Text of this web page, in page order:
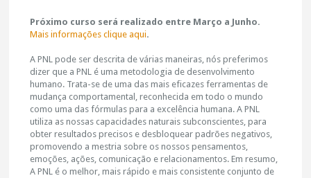
Próximo curso será realizado entre Março a Junho.
Mais informações clique aqui.
A PNL pode ser descrita de várias maneiras, nós preferimos
dizer que a PNL é uma metodologia de desenvolvimento
humano. Trata-se de uma das mais eficazes ferramentas de
mudança comportamental, reconhecida em todo o mundo
como uma das fórmulas para a excelência humana. A PNL
utiliza as nossas capacidades naturais subconscientes, para
obter resultados precisos e desbloquear padrões negativos,
promovendo a mestria sobre os nossos pensamentos,
emoções, ações, comunicação e relacionamentos. Em resumo,
A PNL é o melhor, mais rápido e mais consistente conjunto de